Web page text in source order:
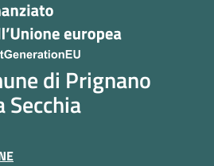
di Prignano
Secchia